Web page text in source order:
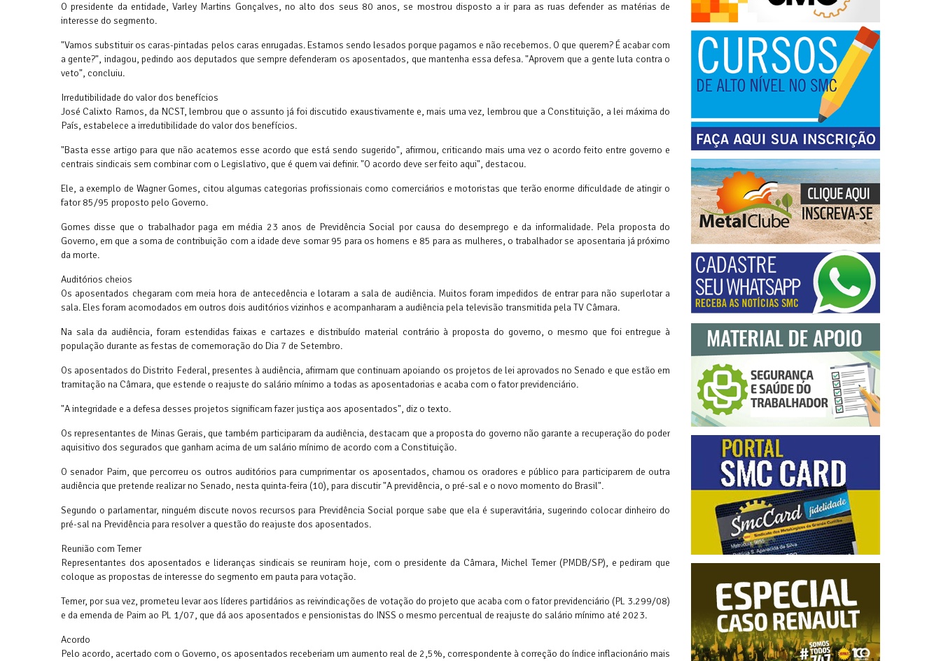
O presidente da entidade, Varley Martins Gonçalves, no alto dos seus 80 anos, se mostrou disposto a ir para as ruas defender as matérias de
interesse do segmento.
"Vamos substituir os caras-pintadas pelos caras enrugadas. Estamos sendo lesados porque pagamos e não recebemos. O que querem? É acabar com
a gente?", indagou, pedindo aos deputados que sempre defenderam os aposentados, que mantenha essa defesa. "Aprovem que a gente luta contra o
veto", concluiu.
Irredutibilidade do valor dos benefícios
José Calixto Ramos, da NCST, lembrou que o assunto já foi discutido exaustivamente e, mais uma vez, lembrou que a Constituição, a lei máxima do
País, estabelece a irredutibilidade do valor dos benefícios.
"Basta esse artigo para que não acatemos esse acordo que está sendo sugerido", afirmou, criticando mais uma vez o acordo feito entre governo e
centrais sindicais sem combinar com o Legislativo, que é quem vai definir. "O acordo deve ser feito aqui", destacou.
Ele, a exemplo de Wagner Gomes, citou algumas categorias profissionais como comerciários e motoristas que terão enorme dificuldade de atingir o
fator 85/95 proposto pelo Governo.
Gomes disse que o trabalhador paga em média 23 anos de Previdência Social por causa do desemprego e da informalidade. Pela proposta do
Governo, em que a soma de contribuição com a idade deve somar 95 para os homens e 85 para as mulheres, o trabalhador se aposentaria já próximo
da morte.
Auditórios cheios
Os aposentados chegaram com meia hora de antecedência e lotaram a sala de audiência. Muitos foram impedidos de entrar para não superlotar a
sala. Eles foram acomodados em outros dois auditórios vizinhos e acompanharam a audiência pela televisão transmitida pela TV Câmara.
Na sala da audiência, foram estendidas faixas e cartazes e distribuído material contrário à proposta do governo, o mesmo que foi entregue à
população durante as festas de comemoração do Dia 7 de Setembro.
Os aposentados do Distrito Federal, presentes à audiência, afirmam que continuam apoiando os projetos de lei aprovados no Senado e que estão em
tramitação na Câmara, que estende o reajuste do salário mínimo a todas as aposentadorias e acaba com o fator previdenciário.
"A integridade e a defesa desses projetos significam fazer justiça aos aposentados", diz o texto.
Os representantes de Minas Gerais, que também participaram da audiência, destacam que a proposta do governo não garante a recuperação do poder
aquisitivo dos segurados que ganham acima de um salário mínimo de acordo com a Constituição.
O senador Paim, que percorreu os outros auditórios para cumprimentar os aposentados, chamou os oradores e público para participarem de outra
audiência que pretende realizar no Senado, nesta quinta-feira (10), para discutir "A previdência, o pré-sal e o novo momento do Brasil".
Segundo o parlamentar, ninguém discute novos recursos para Previdência Social porque sabe que ela é superavitária, sugerindo colocar dinheiro do
pré-sal na Previdência para resolver a questão do reajuste dos aposentados.
Reunião com Temer
Representantes dos aposentados e lideranças sindicais se reuniram hoje, com o presidente da Câmara, Michel Temer (PMDB/SP), e pediram que
coloque as propostas de interesse do segmento em pauta para votação.
Temer, por sua vez, prometeu levar aos líderes partidários as reivindicações de votação do projeto que acaba com o fator previdenciário (PL 3.299/08)
e da emenda de Paim ao PL 1/07, que dá aos aposentados e pensionistas do INSS o mesmo percentual de reajuste do salário mínimo até 2023.
Acordo
Pelo acordo, acertado com o Governo, os aposentados receberiam um aumento real de 2,5%, correspondente à correção do índice inflacionário mais